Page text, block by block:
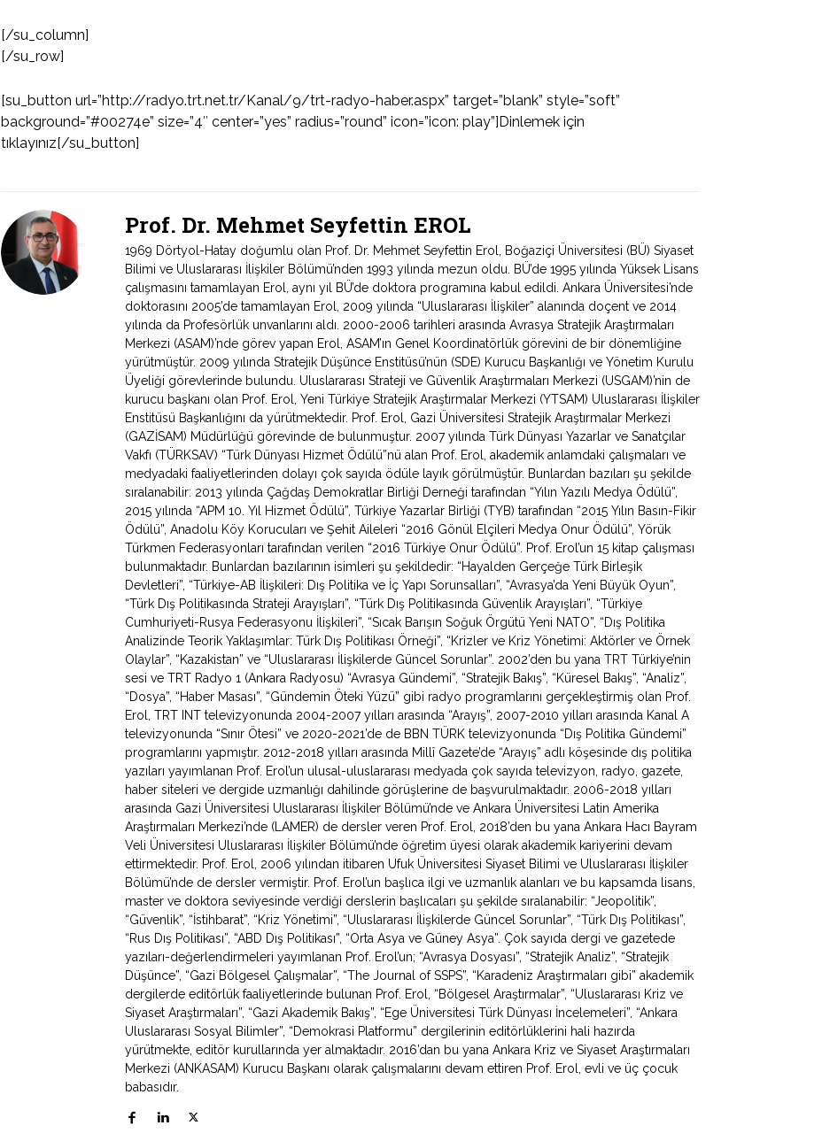
[/su_column]
[/su_row]
[su_button url=”http://radyo.trt.net.tr/Kanal/9/trt-radyo-haber.aspx” target=”blank” style=”soft”
background=”#00274e” size=”4″ center=”yes” radius=”round” icon=”icon: play”]Dinlemek için
tıklayınız[/su_button]
Prof. Dr. Mehmet Seyfettin EROL
1969 Dörtyol-Hatay doğumlu olan Prof. Dr. Mehmet Seyfettin Erol, Boğaziçi Üniversitesi (BÜ) Siyaset
Bilimi ve Uluslararası İlişkiler Bölümü’nden 1993 yılında mezun oldu. BÜ’de 1995 yılında Yüksek Lisans
çalışmasını tamamlayan Erol, aynı yıl BÜ’de doktora programına kabul edildi. Ankara Üniversitesi’nde
doktorasını 2005’de tamamlayan Erol, 2009 yılında “Uluslararası İlişkiler” alanında doçent ve 2014
yılında da Profesörlük unvanlarını aldı. 2000-2006 tarihleri arasında Avrasya Stratejik Araştırmaları
Merkezi (ASAM)’nde görev yapan Erol, ASAM’ın Genel Koordinatörlük görevini de bir dönemliğine
yürütmüştür. 2009 yılında Stratejik Düşünce Enstitüsü’nün (SDE) Kurucu Başkanlığı ve Yönetim Kurulu
Üyeliği görevlerinde bulundu. Uluslararası Strateji ve Güvenlik Araştırmaları Merkezi (USGAM)’nin de
kurucu başkanı olan Prof. Erol, Yeni Türkiye Stratejik Araştırmalar Merkezi (YTSAM) Uluslararası İlişkiler
Enstitüsü Başkanlığını da yürütmektedir. Prof. Erol, Gazi Üniversitesi Stratejik Araştırmalar Merkezi
(GAZİSAM) Müdürlüğü görevinde de bulunmuştur. 2007 yılında Türk Dünyası Yazarlar ve Sanatçılar
Vakfı (TÜRKSAV) “Türk Dünyası Hizmet Ödülü”nü alan Prof. Erol, akademik anlamdaki çalışmaları ve
medyadaki faaliyetlerinden dolayı çok sayıda ödüle layık görülmüştür. Bunlardan bazıları şu şekilde
sıralanabilir: 2013 yılında Çağdaş Demokratlar Birliği Derneği tarafından “Yılın Yazılı Medya Ödülü”,
2015 yılında “APM 10. Yıl Hizmet Ödülü”, Türkiye Yazarlar Birliği (TYB) tarafından “2015 Yılın Basın-Fikir
Ödülü”, Anadolu Köy Korucuları ve Şehit Aileleri “2016 Gönül Elçileri Medya Onur Ödülü”, Yörük
Türkmen Federasyonları tarafından verilen “2016 Türkiye Onur Ödülü”. Prof. Erol’un 15 kitap çalışması
bulunmaktadır. Bunlardan bazılarının isimleri şu şekildedir: “Hayalden Gerçeğe Türk Birleşik
Devletleri”, “Türkiye-AB İlişkileri: Dış Politika ve İç Yapı Sorunsalları”, “Avrasya’da Yeni Büyük Oyun”,
“Türk Dış Politikasında Strateji Arayışları”, “Türk Dış Politikasında Güvenlik Arayışları”, “Türkiye
Cumhuriyeti-Rusya Federasyonu İlişkileri”, “Sıcak Barışın Soğuk Örgütü Yeni NATO”, “Dış Politika
Analizinde Teorik Yaklaşımlar: Türk Dış Politikası Örneği”, “Krizler ve Kriz Yönetimi: Aktörler ve Örnek
Olaylar”, “Kazakistan” ve “Uluslararası İlişkilerde Güncel Sorunlar”. 2002’den bu yana TRT Türkiye’nin
sesi ve TRT Radyo 1 (Ankara Radyosu) “Avrasya Gündemi”, “Stratejik Bakış”, “Küresel Bakış”, “Analiz”,
“Dosya”, “Haber Masası”, “Gündemin Öteki Yüzü” gibi radyo programlarını gerçekleştirmiş olan Prof.
Erol, TRT INT televizyonunda 2004-2007 yılları arasında “Arayış”, 2007-2010 yılları arasında Kanal A
televizyonunda “Sınır Ötesi” ve 2020-2021’de de BBN TÜRK televizyonunda “Dış Politika Gündemi”
programlarını yapmıştır. 2012-2018 yılları arasında Millî Gazete’de “Arayış” adlı köşesinde dış politika
yazıları yayımlanan Prof. Erol’un ulusal-uluslararası medyada çok sayıda televizyon, radyo, gazete,
haber siteleri ve dergide uzmanlığı dahilinde görüşlerine de başvurulmaktadır. 2006-2018 yılları
arasında Gazi Üniversitesi Uluslararası İlişkiler Bölümü’nde ve Ankara Üniversitesi Latin Amerika
Araştırmaları Merkezi’nde (LAMER) de dersler veren Prof. Erol, 2018’den bu yana Ankara Hacı Bayram
Veli Üniversitesi Uluslararası İlişkiler Bölümü’nde öğretim üyesi olarak akademik kariyerini devam
ettirmektedir. Prof. Erol, 2006 yılından itibaren Ufuk Üniversitesi Siyaset Bilimi ve Uluslararası İlişkiler
Bölümü’nde de dersler vermiştir. Prof. Erol’un başlıca ilgi ve uzmanlık alanları ve bu kapsamda lisans,
master ve doktora seviyesinde verdiği derslerin başlıcaları şu şekilde sıralanabilir: “Jeopolitik”,
“Güvenlik”, “İstihbarat”, “Kriz Yönetimi”, “Uluslararası İlişkilerde Güncel Sorunlar”, “Türk Dış Politikası”,
“Rus Dış Politikası”, “ABD Dış Politikası”, “Orta Asya ve Güney Asya”. Çok sayıda dergi ve gazetede
yazıları-değerlendirmeleri yayımlanan Prof. Erol’un; “Avrasya Dosyası”, “Stratejik Analiz”, “Stratejik
Düşünce”, “Gazi Bölgesel Çalışmalar”, “The Journal of SSPS”, “Karadeniz Araştırmaları gibi” akademik
dergilerde editörlük faaliyetlerinde bulunan Prof. Erol, “Bölgesel Araştırmalar”, “Uluslararası Kriz ve
Siyaset Araştırmaları”, “Gazi Akademik Bakış”, “Ege Üniversitesi Türk Dünyası İncelemeleri”, “Ankara
Uluslararası Sosyal Bilimler”, “Demokrasi Platformu” dergilerinin editörlüklerini hali hazırda
yürütmekte, editör kurullarında yer almaktadır. 2016’dan bu yana Ankara Kriz ve Siyaset Araştırmaları
Merkezi (ANKASAM) Kurucu Başkanı olarak çalışmalarını devam ettiren Prof. Erol, evli ve üç çocuk
babasıdır.